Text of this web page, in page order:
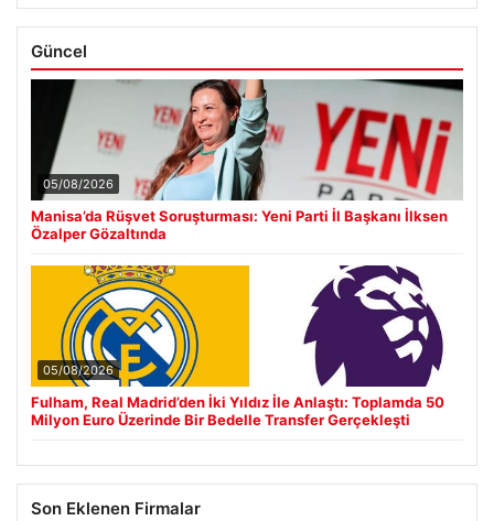
Güncel
05/08/2026
Manisa’da Rüşvet Soruşturması: Yeni Parti İl Başkanı İlksen
Özalper Gözaltında
05/08/2026
Fulham, Real Madrid’den İki Yıldız İle Anlaştı: Toplamda 50
Milyon Euro Üzerinde Bir Bedelle Transfer Gerçekleşti
Son Eklenen Firmalar